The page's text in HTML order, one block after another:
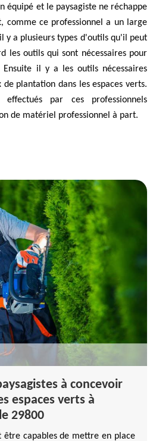
équipé et le paysagiste ne réchappe
comme ce professionnel a un large
y a plusieurs types d'outils qu'il peut
les outils qui sont nécessaires pour
Ensuite il y a les outils nécessaires
plantation dans les espaces verts.
par ces professionnels
de matériel professionnel à part.
à concevoir
espaces verts à
29800
être capables de mettre en place